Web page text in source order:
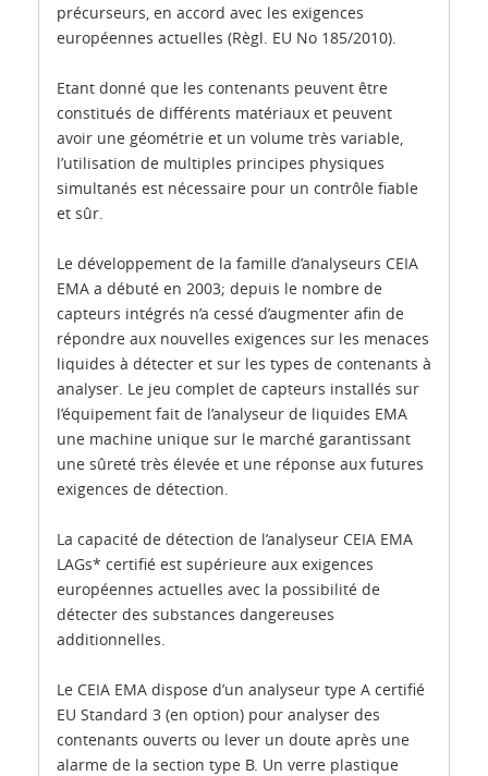
précurseurs, en accord avec les exigences
européennes actuelles (Règl. EU No 185/2010).
Etant donné que les contenants peuvent être
constitués de différents matériaux et peuvent
avoir une géométrie et un volume très variable,
l’utilisation de multiples principes physiques
simultanés est nécessaire pour un contrôle fiable
et sûr.
Le développement de la famille d’analyseurs CEIA
EMA a débuté en 2003; depuis le nombre de
capteurs intégrés n’a cessé d’augmenter afin de
répondre aux nouvelles exigences sur les menaces
liquides à détecter et sur les types de contenants à
analyser. Le jeu complet de capteurs installés sur
l’équipement fait de l’analyseur de liquides EMA
une machine unique sur le marché garantissant
une sûreté très élevée et une réponse aux futures
exigences de détection.
La capacité de détection de l’analyseur CEIA EMA
LAGs* certifié est supérieure aux exigences
européennes actuelles avec la possibilité de
détecter des substances dangereuses
additionnelles.
Le CEIA EMA dispose d’un analyseur type A certifié
EU Standard 3 (en option) pour analyser des
contenants ouverts ou lever un doute après une
alarme de la section type B. Un verre plastique